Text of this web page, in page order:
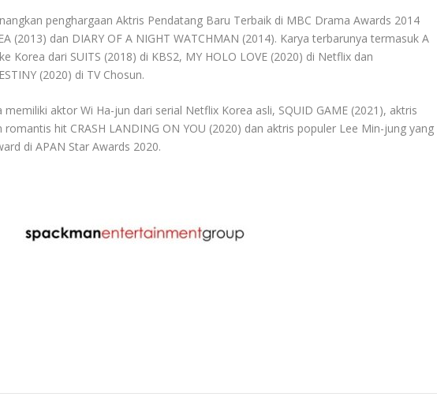
penghargaan Aktris Pendatang Baru Terbaik di MBC Drama Awards 2014
(2013) dan DIARY OF A NIGHT WATCHMAN (2014). Karya terbarunya termasuk A
Korea dari SUITS (2018) di KBS2, MY HOLO LOVE (2020) di Netflix dan
(2020) di TV Chosun.
aktor Wi Ha-jun dari serial Netflix Korea asli, SQUID GAME (2021), aktris
hit CRASH LANDING ON YOU (2020) dan aktris populer Lee Min-jung yang
di APAN Star Awards 2020.